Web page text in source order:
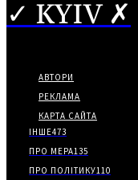
✓ KYIV ✗
АВТОРИ
РЕКЛАМА
КАРТА САЙТА
ІНШЕ473
ПРО МЕРА135
ПРО ПОЛІТИКУ110